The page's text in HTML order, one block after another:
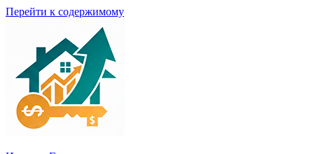
Перейти к содержимому